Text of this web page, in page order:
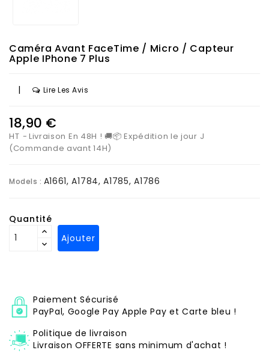
Caméra Avant FaceTime / Micro / Capteur
Apple IPhone 7 Plus
| Lire Les Avis
18,90 €
HT
Livraison En 48H ! 🚚📦 Expédition le jour J
(Commande avant 14H)
Models : A1661, A1784, A1785, A1786
Quantité
Ajouter
Paiement Sécurisé
PayPal, Google Pay Apple Pay et Carte bleu !
Politique de livraison
Livraison OFFERTE sans minimum d'achat !